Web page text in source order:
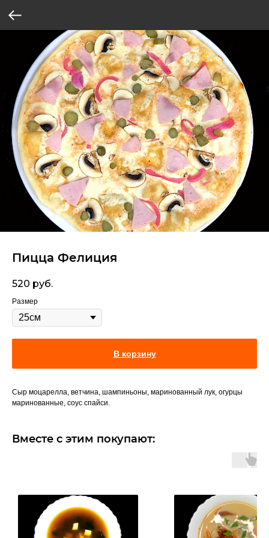
Пицца Фелиция
520 руб.
Размер
В корзину
Сыр моцарелла, ветчина, шампиньоны, маринованный лук, огурцы
маринованные, соус спайси.
Вместе с этим покупают: